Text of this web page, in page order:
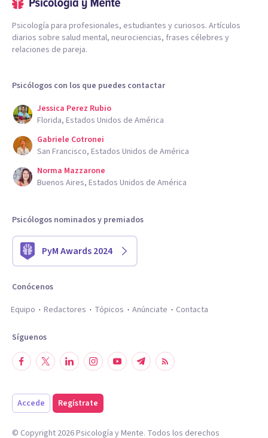
Psicología para profesionales, estudiantes y curiosos. Artículos
diarios sobre salud mental, neurociencias, frases célebres y
relaciones de pareja.
Psicólogos con los que puedes contactar
Jessica Perez Rubio
Florida, Estados Unidos de América
Gabriele Cotronei
San Francisco, Estados Unidos de América
Norma Mazzarone
Buenos Aires, Estados Unidos de América
Psicólogos nominados y premiados
PyM Awards 2024
Conócenos
Equipo
Redactores Tópicos Anúnciate Contacta
Síguenos
Accede Regístrate
© Copyright 2026Psicología y Mente. Todos los derechos